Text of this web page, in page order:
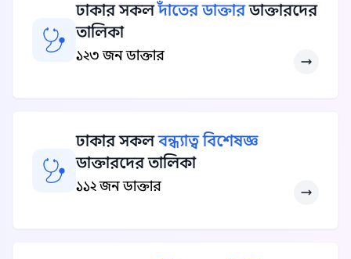
ঢাকার সকলদাঁতের ডাক্তারডাক্তারদের
তালিকা
১২৩ জন ডাক্তার
ঢাকার সকলবন্ধ্যাত্ব বিশেষজ্ঞ
ডাক্তারদের তালিকা
১১২ জন ডাক্তার